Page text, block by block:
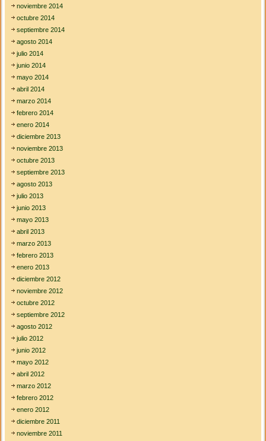
noviembre 2014
octubre 2014
septiembre 2014
agosto 2014
julio 2014
junio 2014
mayo 2014
abril 2014
marzo 2014
febrero 2014
enero 2014
diciembre 2013
noviembre 2013
octubre 2013
septiembre 2013
agosto 2013
julio 2013
junio 2013
mayo 2013
abril 2013
marzo 2013
febrero 2013
enero 2013
diciembre 2012
noviembre 2012
octubre 2012
septiembre 2012
agosto 2012
julio 2012
junio 2012
mayo 2012
abril 2012
marzo 2012
febrero 2012
enero 2012
diciembre 2011
noviembre 2011